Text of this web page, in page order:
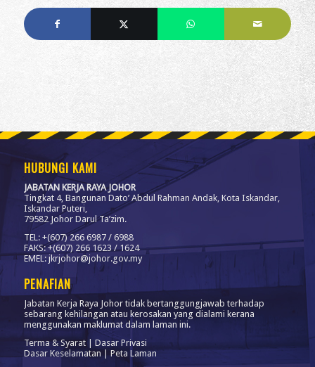
HUBUNGI KAMI
JABATAN KERJA RAYA JOHOR
Tingkat 4, Bangunan Dato’ Abdul Rahman Andak, Kota Iskandar,
Iskandar Puteri,
79582 Johor Darul Ta’zim.
TEL: +(607) 266 6987 / 6988
FAKS: +(607) 266 1623 / 1624
EMEL: jkrjohor@johor.gov.my
PENAFIAN
Jabatan Kerja Raya Johor tidak bertanggungjawab terhadap
sebarang kehilangan atau kerosakan yang dialami kerana
menggunakan maklumat dalam laman ini.
Terma & Syarat| Dasar Privasi
Dasar Keselamatan | Peta Laman